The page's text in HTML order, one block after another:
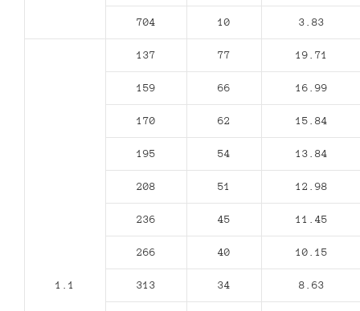
704 10 3.83
1.1
137 77 19.71
159 66 16.99
170 62 15.84
195 54 13.84
208 51 12.98
236 45 11.45
266 40 10.15
313 34 8.63